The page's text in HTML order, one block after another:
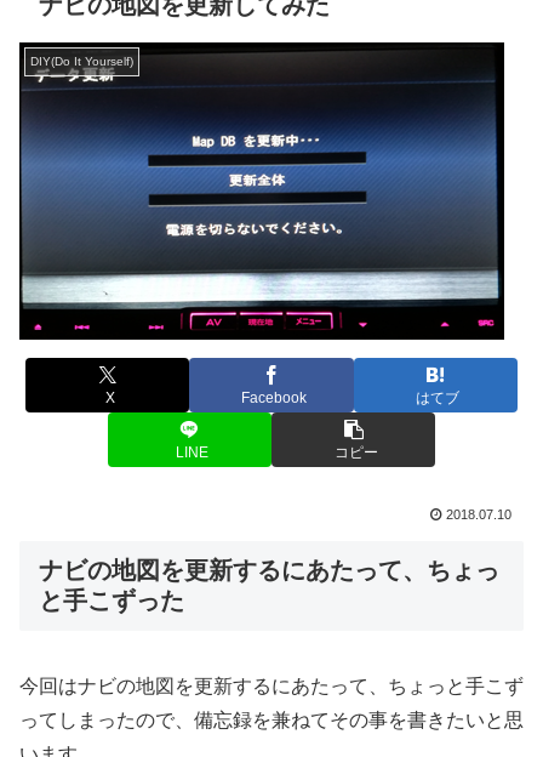
DIY(Do It Yourself)
X Facebook はてブ
LINE コピー
2018.07.10
ナビの地図を更新するにあたって、ちょっ
と手こずった
今回はナビの地図を更新するにあたって、ちょっと手こず
ってしまったので、備忘録を兼ねてその事を書きたいと思